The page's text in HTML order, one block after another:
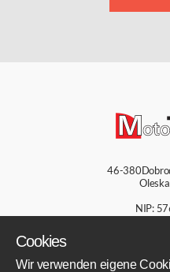
46-380
NIP:
Cookies
Wir verwenden eigene